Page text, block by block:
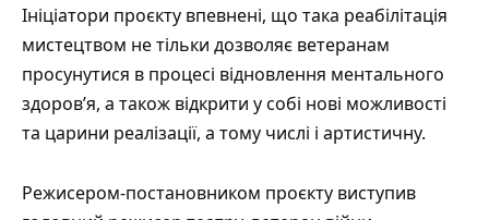
Ініціатори проєкту впевнені, що така реабілітація
мистецтвом не тільки дозволяє ветеранам
просунутися в процесі відновлення ментального
здоров’я, а також відкрити у собі нові можливості
та царини реалізації, а тому числі і артистичну.
Режисером-постановником проєкту виступив